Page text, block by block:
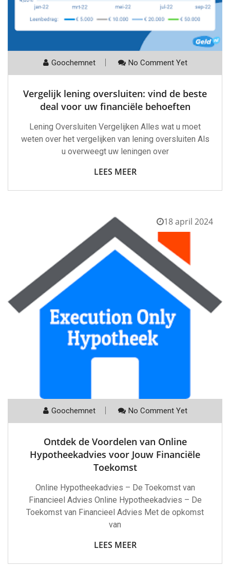
Goochemnet No Comment Yet
Vergelijk lening oversluiten: vind de beste
deal voor uw financiële behoeften
Lening Oversluiten Vergelijken Alles wat u moet
weten over het vergelijken van lening oversluiten Als
u overweegt uw leningen over
LEES MEER
18 april 2024
Goochemnet No Comment Yet
Ontdek de Voordelen van Online
Hypotheekadvies voor Jouw Financiële
Toekomst
Online Hypotheekadvies – De Toekomst van
Financieel Advies Online Hypotheekadvies – De
Toekomst van Financieel Advies Met de opkomst
van
LEES MEER